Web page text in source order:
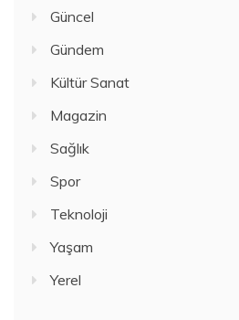
Güncel
Gündem
Kültür Sanat
Magazin
Sağlık
Spor
Teknoloji
Yaşam
Yerel